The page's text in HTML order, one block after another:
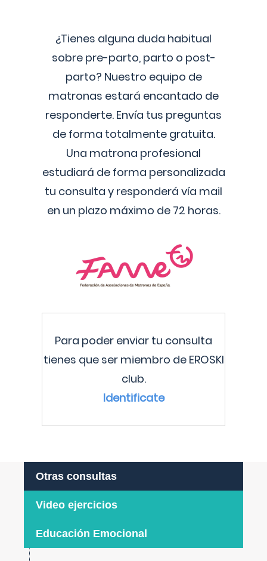
¿Tienes alguna duda habitual
sobre pre-parto, parto o post-
parto? Nuestro equipo de
matronas estará encantado de
responderte. Envía tus preguntas
de forma totalmente gratuita.
Una matrona profesional
estudiará de forma personalizada
tu consulta y responderá vía mail
en un plazo máximo de 72 horas.
Para poder enviar tu consulta
tienes que ser miembro de EROSKI
club.
Identificate
Otras consultas
Video ejercicios
Educación Emocional